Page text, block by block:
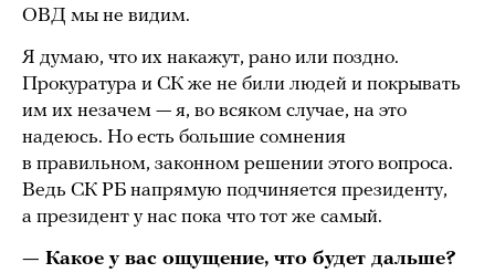
ОВД мы не видим.
Я думаю, что их накажут, рано или поздно.
Прокуратура и СК же не били людей и покрывать
им их незачем — я, во всяком случае, на это
надеюсь. Но есть большие сомнения
в правильном, законном решении этого вопроса.
Ведь СК РБ напрямую подчиняется президенту,
а президент у нас пока что тот же самый.
— Какое у вас ощущение, что будет дальше?